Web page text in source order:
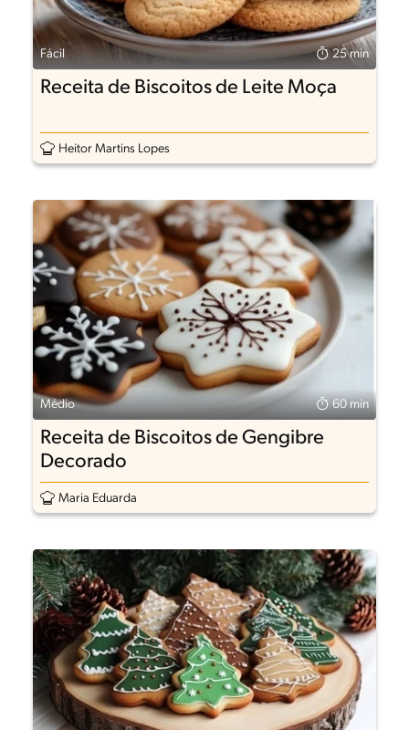
Fácil 25 min
Receita de Biscoitos de Leite Moça
Heitor Martins Lopes
Médio 60 min
Receita de Biscoitos de Gengibre
Decorado
Maria Eduarda